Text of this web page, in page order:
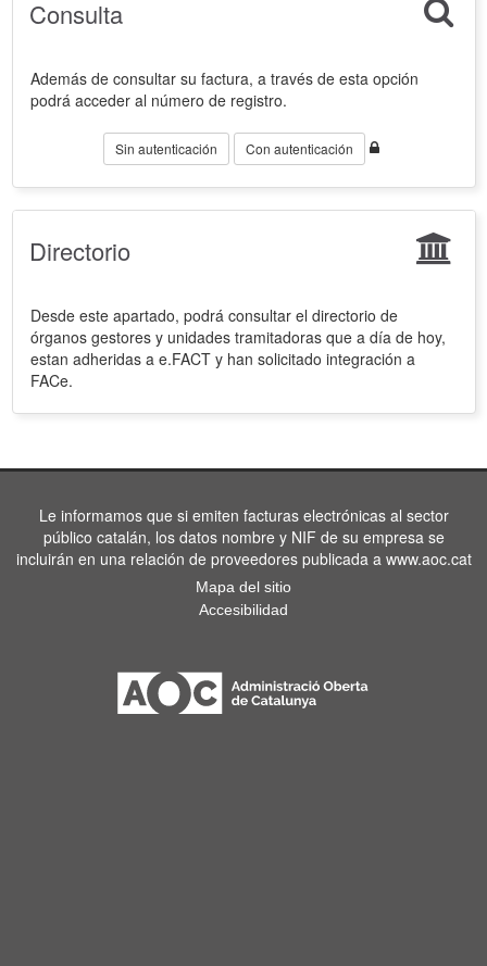
Consulta
Además de consultar su factura, a través de esta opción
podrá acceder al número de registro.
Sin autenticación Con autenticación
Directorio
Desde este apartado, podrá consultar el directorio de
órganos gestores y unidades tramitadoras que a día de hoy,
estan adheridas a e.FACT y han solicitado integración a
FACe.
Le informamos que si emiten facturas electrónicas al sector
público catalán, los datos nombre y NIF de su empresa se
incluirán en una relación de proveedores publicada a www.aoc.cat
Mapa del sitio
Accesibilidad